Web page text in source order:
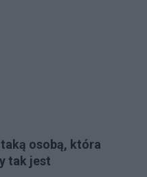
osobą, która
tak jest